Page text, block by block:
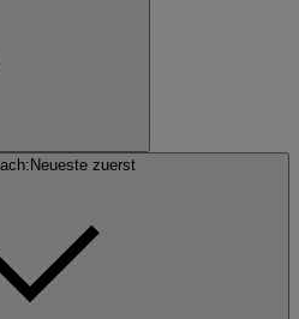
Neueste zuerst